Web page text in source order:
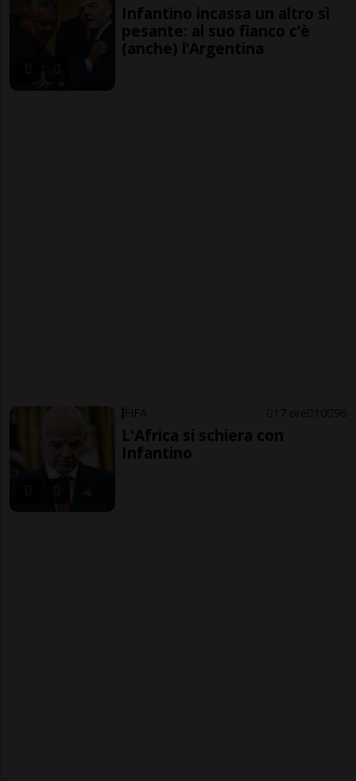
Infantino incassa un altro sì
pesante: al suo fianco c’è
(anche) l’Argentina
FIFA 17 ore 10 96
L'Africa si schiera con
Infantino